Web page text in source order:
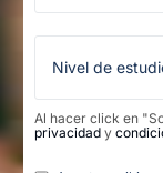
Al hacer click en
privacidad y
Legal